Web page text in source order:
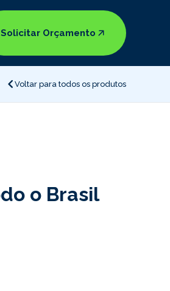
Solicitar Orçamento
Voltar para todos os produtos
o Brasil